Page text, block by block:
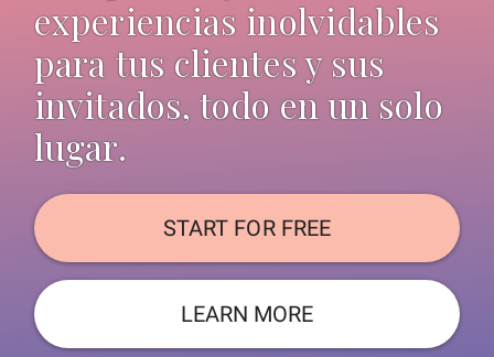
experiencias inolvidables
para tus clientes y sus
invitados, todo en un solo
lugar.
START FOR FREE
LEARN MORE